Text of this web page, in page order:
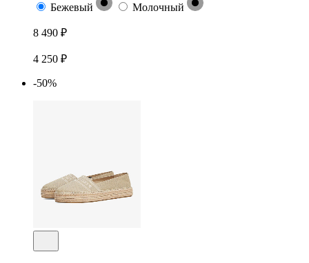
Бежевый Молочный
8 490 ₽
4 250 ₽
-50%